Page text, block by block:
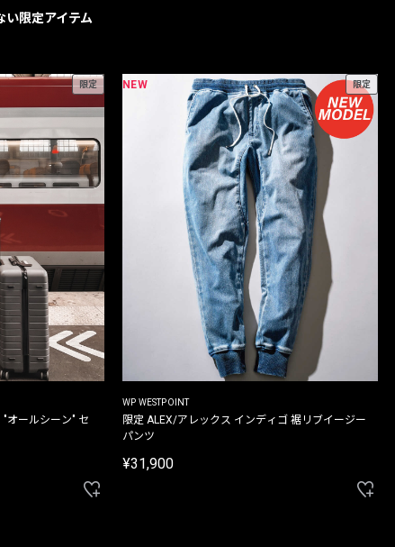
限定アイテム
限定
"オールシーン" セ
NEW 限定
WP WESTPOINT
限定 ALEX/アレックス インディゴ 裾リブイージー
パンツ
¥31,900